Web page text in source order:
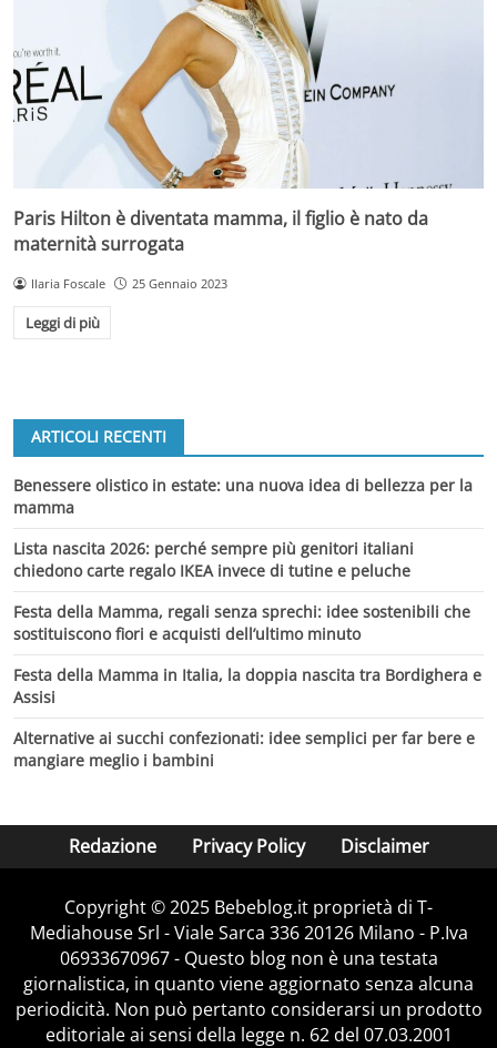
Paris Hilton è diventata mamma, il figlio è nato da
maternità surrogata
Ilaria Foscale 25 Gennaio 2023
Leggi di più
ARTICOLI RECENTI
Benessere olistico in estate: una nuova idea di bellezza per la
mamma
Lista nascita 2026: perché sempre più genitori italiani
chiedono carte regalo IKEA invece di tutine e peluche
Festa della Mamma, regali senza sprechi: idee sostenibili che
sostituiscono fiori e acquisti dell’ultimo minuto
Festa della Mamma in Italia, la doppia nascita tra Bordighera e
Assisi
Alternative ai succhi confezionati: idee semplici per far bere e
mangiare meglio i bambini
Redazione Privacy Policy Disclaimer
Copyright © 2025 Bebeblog.it proprietà di T-
Mediahouse Srl - Viale Sarca 336 20126 Milano - P.Iva
06933670967 - Questo blog non è una testata
giornalistica, in quanto viene aggiornato senza alcuna
periodicità. Non può pertanto considerarsi un prodotto
editoriale ai sensi della legge n. 62 del 07.03.2001